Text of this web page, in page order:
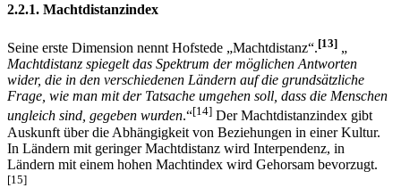
2.2.1. Machtdistanzindex
Seine erste Dimension nennt Hofstede „Machtdistanz“.[13] „
Machtdistanz spiegelt das Spektrum der möglichen Antworten
wider, die in den verschiedenen Ländern auf die grundsätzliche
Frage, wie man mit der Tatsache umgehen soll, dass die Menschen
ungleich sind, gegeben wurden.“[14] Der Machtdistanzindex gibt
Auskunft über die Abhängigkeit von Beziehungen in einer Kultur.
In Ländern mit geringer Machtdistanz wird Interpendenz, in
Ländern mit einem hohen Machtindex wird Gehorsam bevorzugt.
[15]